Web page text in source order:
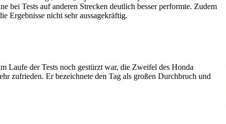
bei Tests auf anderen Strecken deutlich besser performte. Zudem
Ergebnisse nicht sehr aussagekräftig.
Laufe der Tests noch gestürzt war, die Zweifel des Honda
zufrieden. Er bezeichnete den Tag als großen Durchbruch und